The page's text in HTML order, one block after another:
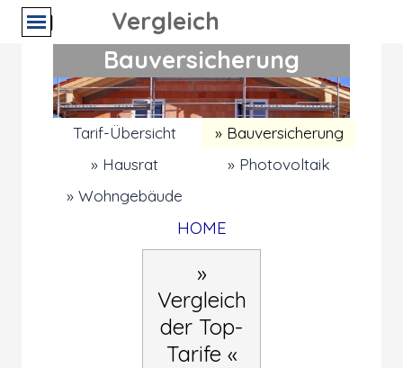
Direkt zum SeiteninhaltVergleich
Menü überspringen
RECHNER PRIVAT >
Bauversicherung
Tarif-Übersicht
» Bauversicherung
» Hausrat
» Photovoltaik
» Wohngebäude
HOME
»
Vergleich
der Top-
Tarife «